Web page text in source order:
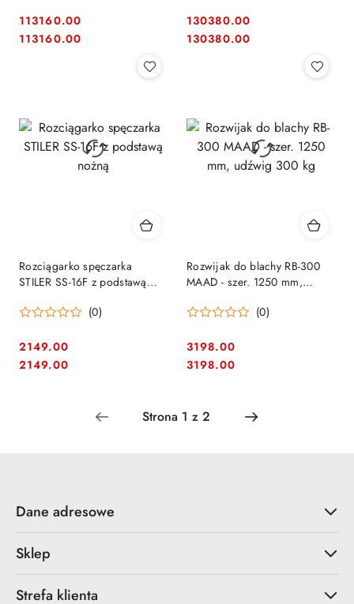
Cena:
113160.00
Cena:
113160.00 Cena:
130380.00
Cena:
130380.00
Rozciągarko spęczarka
STILER SS-16F z podstawą
(0)
Cena:
2149.00
Cena:
2149.00
Rozwijak do blachy RB-300
MAAD - szer. 1250 mm,
(0)
Cena:
3198.00
Cena:
3198.00
Dane adresowe
Sklep
Strefa klienta